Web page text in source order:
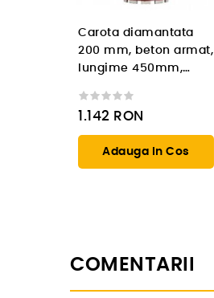
Carota diamantata
200 mm, beton armat,
lungime 450mm,
1.142 RON
Adauga In Cos
COMENTARII